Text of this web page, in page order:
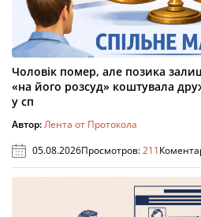
Чоловік помер, але позика
«на його розсуд» коштувала
у сп
Автор:Лента от Протокола
05.08.2026Просмотров:211